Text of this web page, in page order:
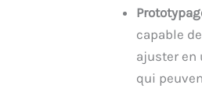
capable
ajuster en
qui